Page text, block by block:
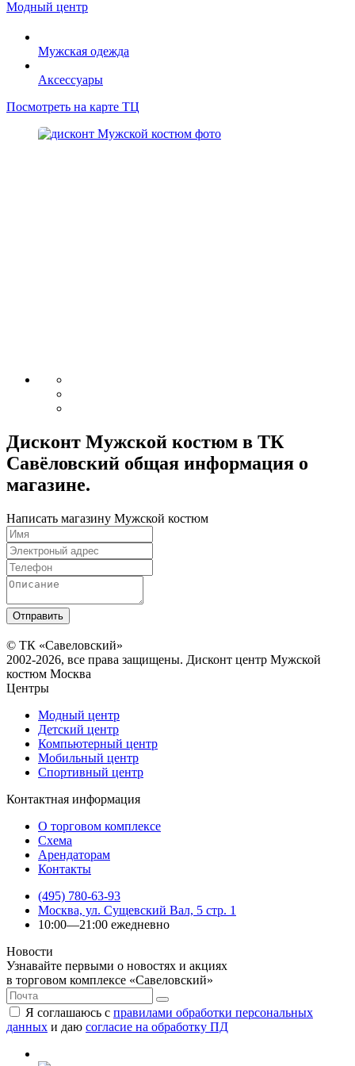
Модный центр
Мужская одежда
Аксессуары
Посмотреть на карте ТЦ
Дисконт Мужской костюм в ТК
Савёловский общая информация о
магазине.
Написать магазину Мужской костюм
© ТК «Савеловский»
2002-2026, все права защищены. Дисконт центр Мужской
костюм Москва
Центры
Модный центр
Детский центр
Компьютерный центр
Мобильный центр
Спортивный центр
Контактная информация
О торговом комплексе
Схема
Арендаторам
Контакты
(495) 780-63-93
Москва, ул. Сущевский Вал, 5 стр. 1
10:00—21:00 ежедневно
Новости
Узнавайте первыми о новостях и акциях
в торговом комплексе «Савеловский»
Я соглашаюсь с правилами обработки персональных
данных и даю согласие на обработку ПД